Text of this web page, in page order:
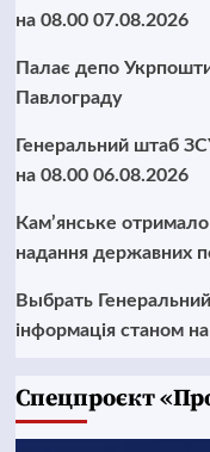
на 08.00 07.08.2026
Палає депо
Павлограду
Генеральний штаб
на 08.00 06.08.2026
Кам’янське
надання державних
Выбрать
інформація станом
Cпецпроєкт